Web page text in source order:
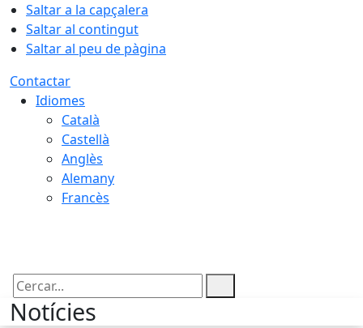
Saltar a la capçalera
Saltar al contingut
Saltar al peu de pàgina
Contactar
Idiomes
Català
Castellà
Anglès
Alemany
Francès
Cercar:
Notícies